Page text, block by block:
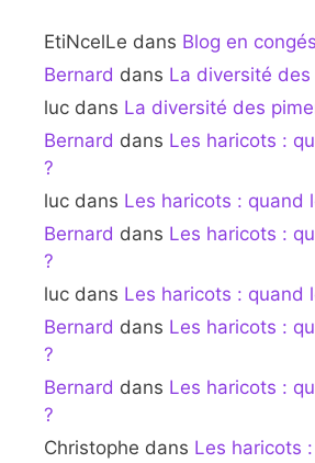
EtiNcelLe dans Blog en congés
Bernard dans La diversité
luc dans La diversité des
Bernard dans Les haricots :
?
luc dans Les haricots : quand
Bernard dans Les haricots :
?
luc dans Les haricots : quand
Bernard dans Les haricots :
?
Bernard dans Les haricots :
?
Christophe dans Les haricots